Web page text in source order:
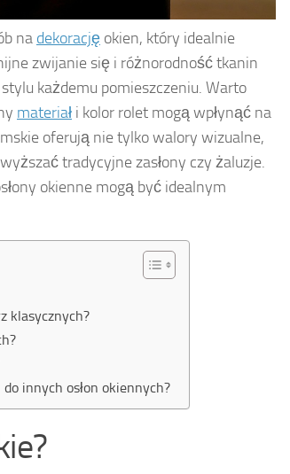
na dekorację okien, który idealnie
zwijanie się i różnorodność tkanin
każdemu pomieszczeniu. Warto
materiał i kolor rolet mogą wpłynąć na
oferują nie tylko walory wizualne,
tradycyjne zasłony czy żaluzje.
okienne mogą być idealnym
klasycznych?
innych osłon okiennych?